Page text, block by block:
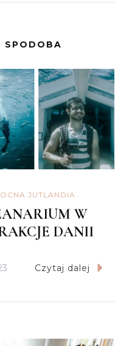
SPODOBA
JUTLANDIA
W
DANII
Czytaj dalej